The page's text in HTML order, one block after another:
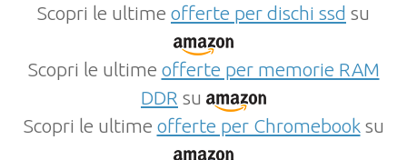
Scopri le ultime offerte per dischi ssd su
Scopri le ultime offerte per memorie RAM
DDR su
Scopri le ultime offerte per Chromebooksu